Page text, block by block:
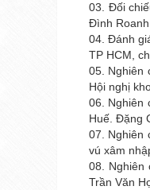
03. Ðối
Ðình
04. Đánh
TP HCM,
05. Nghiên
Hội nghị
06. Nghiên
Huế. Đặng
07. Nghiên
vú xâm
08. Nghiên
Trần Văn